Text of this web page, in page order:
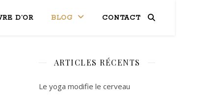
D’OR BLOG CONTACT
ARTICLES RÉCENTS
Le yoga modifie le cerveau